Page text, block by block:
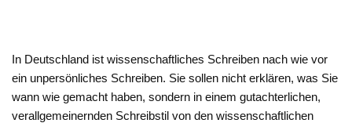
In Deutschland ist wissenschaftliches Schreiben nach wie vor
ein unpersönliches Schreiben. Sie sollen nicht erklären, was Sie
wann wie gemacht haben, sondern in einem gutachterlichen,
verallgemeinernden Schreibstil von den wissenschaftlichen